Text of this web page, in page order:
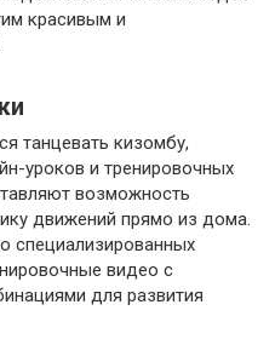
красивым и
танцевать кизомбу,
уроков и тренировочных
возможность
движений прямо из дома.
специализированных
видео с
для развития